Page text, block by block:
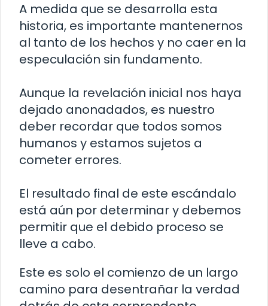
A medida que se desarrolla esta
historia, es importante mantenernos
al tanto de los hechos y no caer en la
especulación sin fundamento.
Aunque la revelación inicial nos haya
dejado anonadados, es nuestro
deber recordar que todos somos
humanos y estamos sujetos a
cometer errores.
El resultado final de este escándalo
está aún por determinar y debemos
permitir que el debido proceso se
lleve a cabo.
Este es solo el comienzo de un largo
camino para desentrañar la verdad